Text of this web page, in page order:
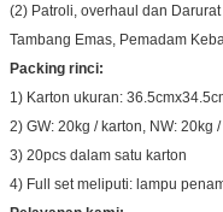
(2) Patroli, overhaul dan
Tambang Emas, Pemadam
Packing rinci:
1) Karton ukuran:
2) GW: 20kg / karton, NW: 20kg
3) 20pcs dalam satu karton
4) Full set meliputi: lampu